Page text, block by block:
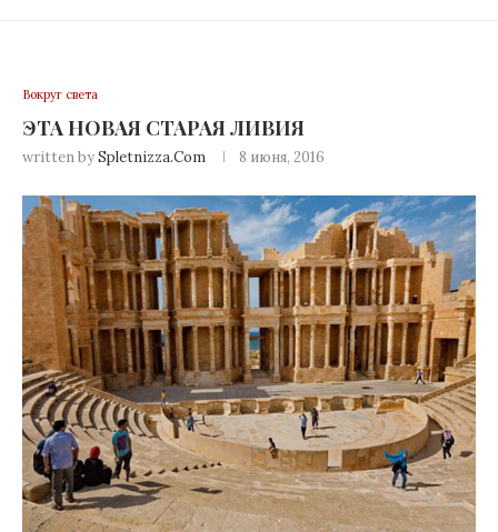
Вокруг света
ЭТА НОВАЯ СТАРАЯ ЛИВИЯ
written bySpletnizza.com 8 июня, 2016